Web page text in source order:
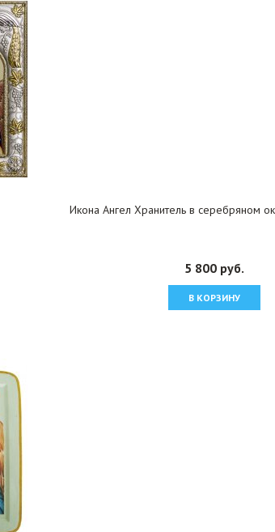
Икона Ангел Хранитель в серебряном
5 800 руб.
В КОРЗИНУ